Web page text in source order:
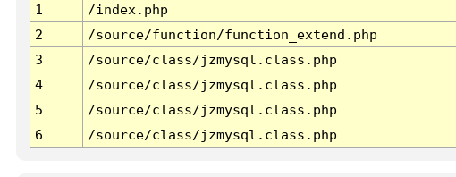
1
/index.php
2
/source/function/function_extend.php
3
/source/class/jzmysql.class.php
4
/source/class/jzmysql.class.php
5
/source/class/jzmysql.class.php
6
/source/class/jzmysql.class.php